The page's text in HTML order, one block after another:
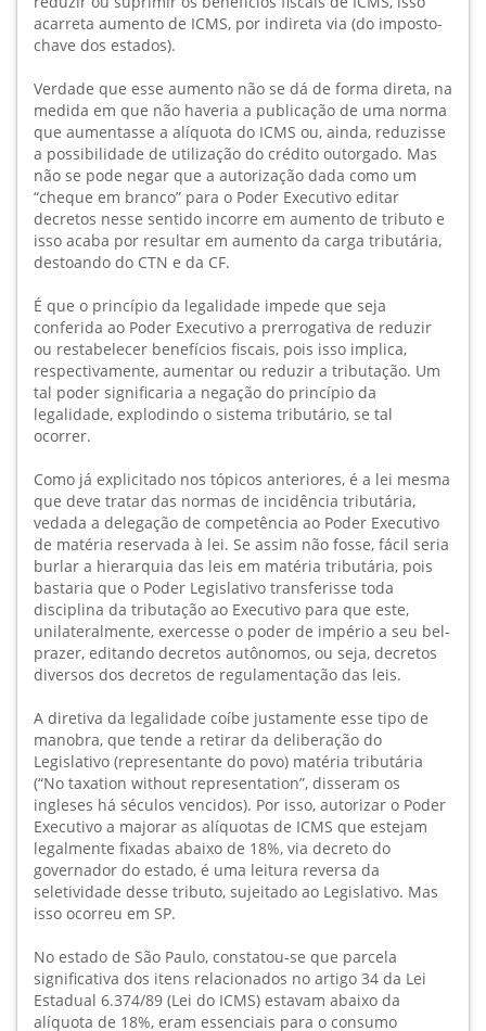
acarreta aumento de ICMS, por indireta via (do imposto-
chave dos estados).
Verdade que esse aumento não se dá de forma direta, na
medida em que não haveria a publicação de uma norma
que aumentasse a alíquota do ICMS ou, ainda, reduzisse
a possibilidade de utilização do crédito outorgado. Mas
não se pode negar que a autorização dada como um
“cheque em branco” para o Poder Executivo editar
decretos nesse sentido incorre em aumento de tributo e
isso acaba por resultar em aumento da carga tributária,
destoando do CTN e da CF.
É que o princípio da legalidade impede que seja
conferida ao Poder Executivo a prerrogativa de reduzir
ou restabelecer benefícios fiscais, pois isso implica,
respectivamente, aumentar ou reduzir a tributação. Um
tal poder significaria a negação do princípio da
legalidade, explodindo o sistema tributário, se tal
ocorrer.
Como já explicitado nos tópicos anteriores, é a lei mesma
que deve tratar das normas de incidência tributária,
vedada a delegação de competência ao Poder Executivo
de matéria reservada à lei. Se assim não fosse, fácil seria
burlar a hierarquia das leis em matéria tributária, pois
bastaria que o Poder Legislativo transferisse toda
disciplina da tributação ao Executivo para que este,
unilateralmente, exercesse o poder de império a seu bel-
prazer, editando decretos autônomos, ou seja, decretos
diversos dos decretos de regulamentação das leis.
A diretiva da legalidade coíbe justamente esse tipo de
manobra, que tende a retirar da deliberação do
Legislativo (representante do povo) matéria tributária
(“No taxation without representation”, disseram os
ingleses há séculos vencidos). Por isso, autorizar o Poder
Executivo a majorar as alíquotas de ICMS que estejam
legalmente fixadas abaixo de 18%, via decreto do
governador do estado, é uma leitura reversa da
seletividade desse tributo, sujeitado ao Legislativo. Mas
isso ocorreu em SP.
No estado de São Paulo, constatou-se que parcela
significativa dos itens relacionados no artigo 34 da Lei
Estadual 6.374/89 (Lei do ICMS) estavam abaixo da
alíquota de 18%, eram essenciais para o consumo